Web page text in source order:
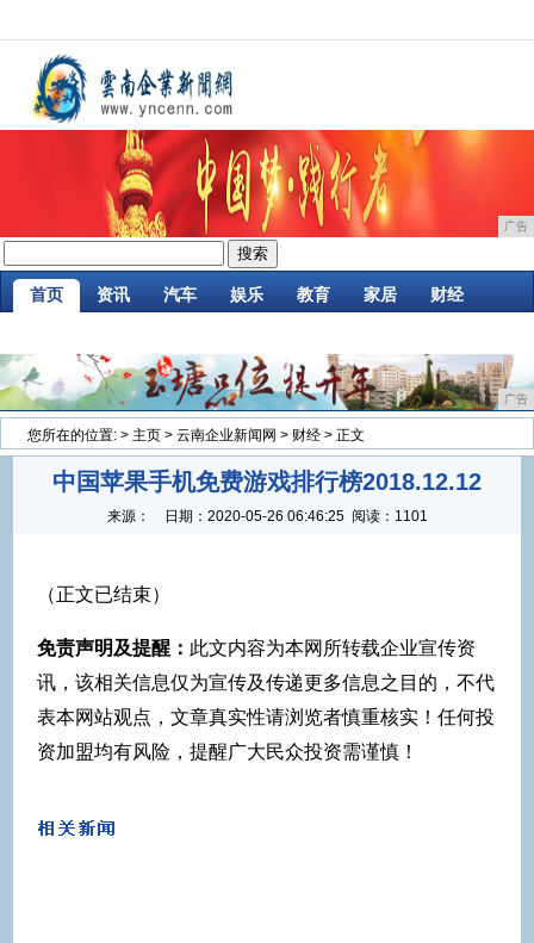
广告
首页 资讯 汽车 娱乐 教育 家居 财经
广告
您所在的位置: > 主页 > 云南企业新闻网 > 财经 > 正文
中国苹果手机免费游戏排行榜2018.12.12
来源： 日期： 2020-05-26 06:46:25 阅读：1101
（正文已结束）
免责声明及提醒： 此文内容为本网所转载企业宣传资
讯，该相关信息仅为宣传及传递更多信息之目的，不代
表本网站观点，文章真实性请浏览者慎重核实！任何投
资加盟均有风险，提醒广大民众投资需谨慎！